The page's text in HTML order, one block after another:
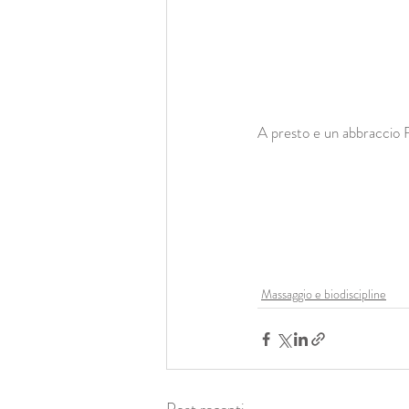
A presto e un abbraccio
Massaggio e biodiscipline